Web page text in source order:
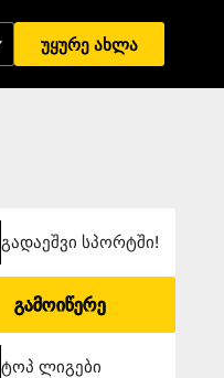
უყურე ახლა
გადაეშვი სპორტში!
გამოიწერე
ტოპ ლიგები